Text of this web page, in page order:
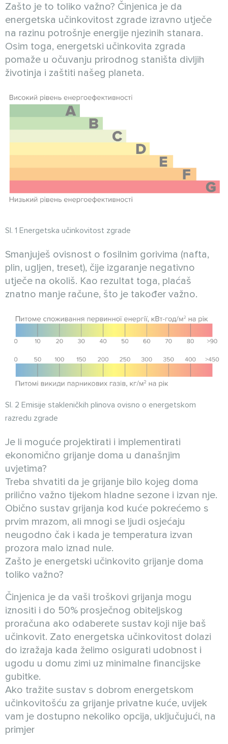
Zašto je to toliko važno? Činjenica je da
energetska učinkovitost zgrade izravno utječe
na razinu potrošnje energije njezinih stanara.
Osim toga, energetski učinkovita zgrada
pomaže u očuvanju prirodnog staništa divljih
životinja i zaštiti našeg planeta.
Sl. 1 Energetska učinkovitost zgrade
Smanjuješ ovisnost o fosilnim gorivima (nafta,
plin, ugljen, treset), čije izgaranje negativno
utječe na okoliš. Kao rezultat toga, plaćaš
znatno manje račune, što je također važno.
Sl. 2 Emisije stakleničkih plinova ovisno o energetskom
razredu zgrade
Je li moguće projektirati i implementirati
ekonomično grijanje doma u današnjim
uvjetima?
Treba shvatiti da je grijanje bilo kojeg doma
prilično važno tijekom hladne sezone i izvan nje.
Obično sustav grijanja kod kuće pokrećemo s
prvim mrazom, ali mnogi se ljudi osjećaju
neugodno čak i kada je temperatura izvan
prozora malo iznad nule.
Zašto je energetski učinkovito grijanje doma
toliko važno?
Činjenica je da vaši troškovi grijanja mogu
iznositi i do 50% prosječnog obiteljskog
proračuna ako odaberete sustav koji nije baš
učinkovit. Zato energetska učinkovitost dolazi
do izražaja kada želimo osigurati udobnost i
ugodu u domu zimi uz minimalne financijske
gubitke.
Ako tražite sustav s dobrom energetskom
učinkovitošću za grijanje privatne kuće, uvijek
vam je dostupno nekoliko opcija, uključujući, na
primjer